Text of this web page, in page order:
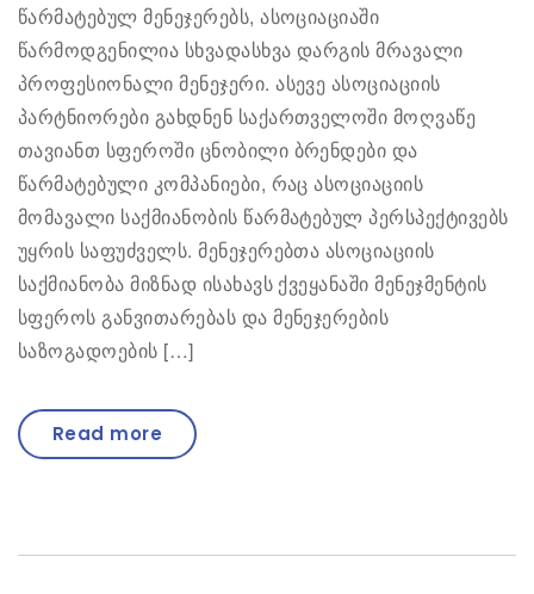
წარმატებულ მენეჯერებს, ასოციაციაში
წარმოდგენილია სხვადასხვა დარგის მრავალი
პროფესიონალი მენეჯერი. ასევე ასოციაციის
პარტნიორები გახდნენ საქართველოში მოღვაწე
თავიანთ სფეროში ცნობილი ბრენდები და
წარმატებული კომპანიები, რაც ასოციაციის
მომავალი საქმიანობის წარმატებულ პერსპექტივებს
უყრის საფუძველს. მენეჯერებთა ასოციაციის
საქმიანობა მიზნად ისახავს ქვეყანაში მენეჯმენტის
სფეროს განვითარებას და მენეჯერების
საზოგადოების […]
Read more